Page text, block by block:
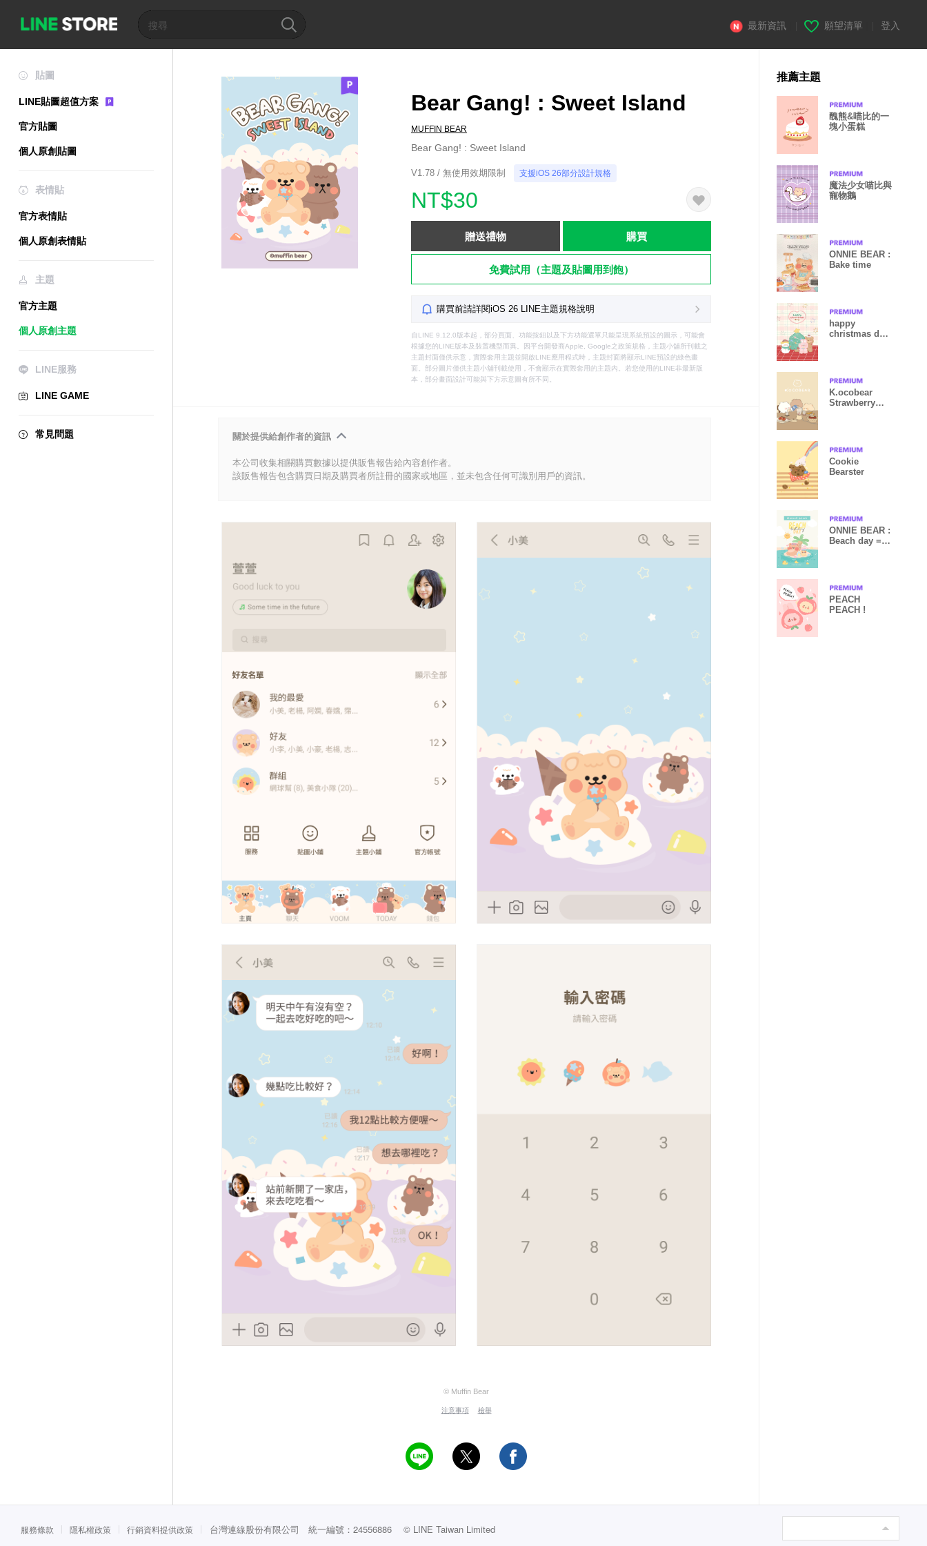
最新資訊 願望清單 登入
貼圖
LINE貼圖超值方案
官方貼圖
個人原創貼圖
表情貼
官方表情貼
個人原創表情貼
主題
官方主題
個人原創主題
LINE服務
LINE GAME
常見問題
Bear Gang! : Sweet Island
MUFFIN BEAR
Bear Gang! : Sweet Island
V1.78 / 無使用效期限制 支援iOS 26部分設計規格
NT$30
贈送禮物 購買
免費試用（主題及貼圖用到飽）
購買前請詳閱iOS 26 LINE主題規格說明
自LINE 9.12.0版本起，部分頁面、功能按鈕以及下方功能選單只能呈現系統預設的圖示，可能會
根據您的LINE版本及裝置機型而異。因平台開發商Apple, Google之政策規格，主題小舖所刊載之
主題封面僅供示意，實際套用主題並開啟LINE應用程式時，主題封面將顯示LINE預設的綠色畫
面。部分圖片僅供主題小舖刊載使用，不會顯示在實際套用的主題內。若您使用的LINE非最新版
本，部分畫面設計可能與下方示意圖有所不同。
關於提供給創作者的資訊
本公司收集相關購買數據以提供販售報告給內容創作者。
該販售報告包含購買日期及購買者所註冊的國家或地區，並未包含任何可識別用戶的資訊。
© Muffin Bear
注意事項 檢舉
推薦主題
醜熊&喵比的一
塊小蛋糕
魔法少女喵比與
寵物鵝
ONNIE BEAR :
Bake time
happy
christmas day
K.ocobear
Strawberry
Cookie
Bearster
ONNIE BEAR :
Beach day =
PEACH
PEACH !
服務條款 隱私權政策 行銷資料提供政策 台灣連線股份有限公司 統一編號：24556886 © LINE Taiwan Limited